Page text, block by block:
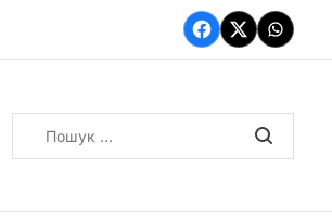
Facebook
Twitter